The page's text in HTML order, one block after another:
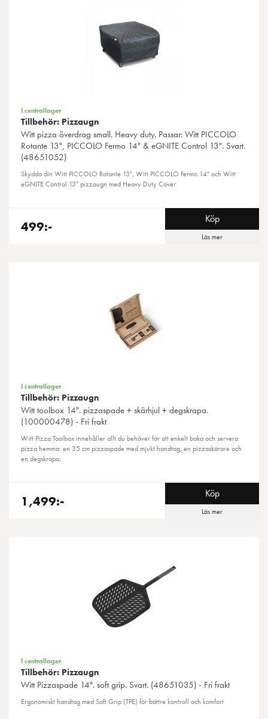
I centrallager
Tillbehör: Pizzaugn
Wittpizza överdrag small. Heavy duty. Passar: Witt PICCOLO
Rotante 13", PICCOLO Fermo 14" & eGNITE Control 13". Svart.
(48651052)
Skydda din Witt PICCOLO Rotante 13", Witt PICCOLO Fermo 14" och Witt
eGNITE Control 13" pizzaugn med Heavy Duty Cover
499:- Köp
Läs mer
I centrallager
Tillbehör: Pizzaugn
Witttoolbox 14". pizzaspade + skärhjul + degskrapa.
(100000478) - Fri frakt
Witt Pizza Toolbox innehåller allt du behöver för att enkelt baka och servera
pizza hemma: en 35 cm pizzaspade med mjukt handtag, en pizzaskärare och
en degskrapa.
1,499:- Köp
Läs mer
I centrallager
Tillbehör: Pizzaugn
WittPizzaspade 14". soft grip. Svart. (48651035) - Fri frakt
Ergonomiskt handtag med Soft Grip (TPE) för bättre kontroll och komfort